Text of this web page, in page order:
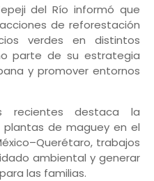
del Río informó que
de reforestación
verdes en distintos
parte de su estrategia
y promover entornos
recientes destaca la
de maguey en el
trabajos
ambiental y generar
las familias.